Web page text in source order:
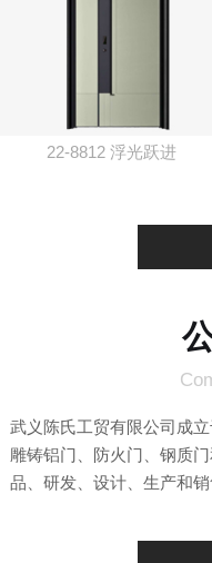
22-8812 浮光跃进
武义陈氏工贸有限公司成
雕铸铝门、防火门、钢质
品、研发、设计、生产和